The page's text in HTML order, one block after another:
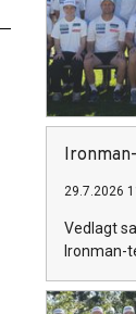
29.7.2026
Vedlagt
Ironman-